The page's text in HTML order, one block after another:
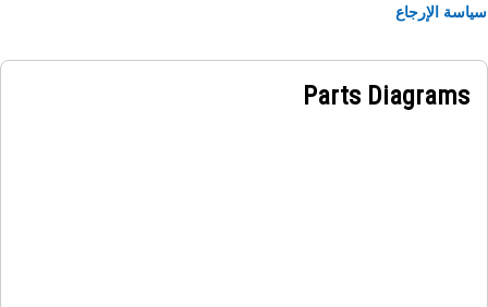
الإرجاع
Parts Diagrams